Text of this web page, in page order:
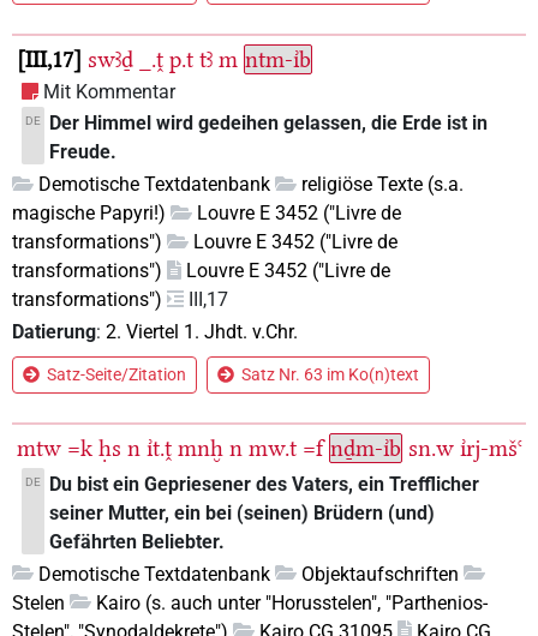
III,17 swꜣḏ _.ṱ p.t tꜣ m ntm-ı͗b
Mit Kommentar
DE
Der Himmel wird gedeihen gelassen, die Erde ist in
Freude.
Demotische Textdatenbank
religiöse Texte (s.a.
magische Papyri!)
Louvre E 3452 ("Livre de
transformations")
Louvre E 3452 ("Livre de
transformations")
Louvre E 3452 ("Livre de
transformations")
III,17
Datierung: 2. Viertel 1. Jhdt. v.Chr.
Satz-Seite/Zitation Satz Nr. 63 im Ko(n)text
mtw =k ḥs n ı͗t.ṱ mnḫ n mw.t =f nḏm-ı͗b sn.w ı͗rj-mšꜥ
DE
Du bist ein Gepriesener des Vaters, ein Trefflicher
seiner Mutter, ein bei (seinen) Brüdern (und)
Gefährten Beliebter.
Demotische Textdatenbank
Objektaufschriften
Stelen
Kairo (s. auch unter "Horusstelen", "Parthenios-